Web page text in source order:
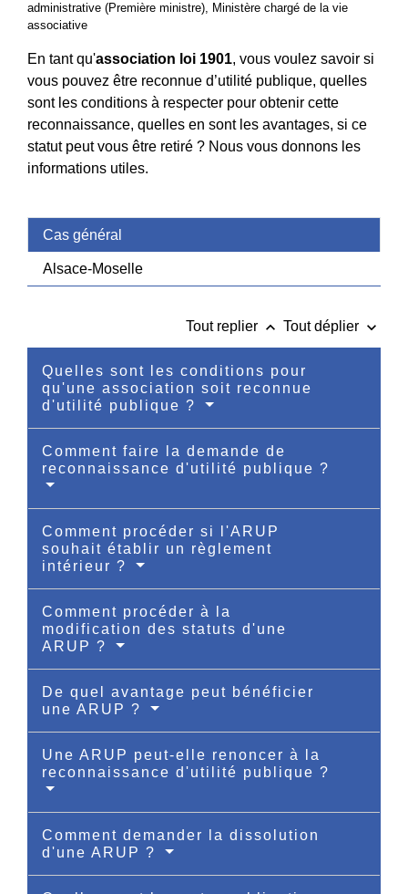
administrative (Première ministre), Ministère chargé de la vie
associative
En tant qu'association loi 1901, vous voulez savoir si
vous pouvez être reconnue d’utilité publique, quelles
sont les conditions à respecter pour obtenir cette
reconnaissance, quelles en sont les avantages, si ce
statut peut vous être retiré ? Nous vous donnons les
informations utiles.
Cas général
Alsace-Moselle
Tout replier keyboard_arrow_up Tout déplier keyboard_arrow_down
Quelles sont les conditions pour
qu'une association soit reconnue
d'utilité publique ?
Comment faire la demande de
reconnaissance d'utilité publique ?
Comment procéder si l'ARUP
souhait établir un règlement
intérieur ?
Comment procéder à la
modification des statuts d'une
ARUP ?
De quel avantage peut bénéficier
une ARUP ?
Une ARUP peut-elle renoncer à la
reconnaissance d'utilité publique ?
Comment demander la dissolution
d'une ARUP ?